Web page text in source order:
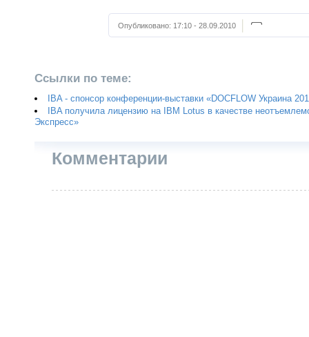
Опубликовано: 17:10 - 28.09.2010
Ссылки по теме:
IBA - спонсор конференции-выставки «DOCFLOW Украина
IBA получила лицензию на IBM Lotus в качестве
Экспресс»
Комментарии